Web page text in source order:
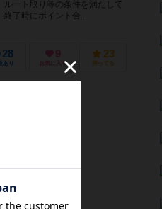
ルート取り等の条件を満たして
終了時にポイント合...
28
あり
9
お気に入り
23
持ってる